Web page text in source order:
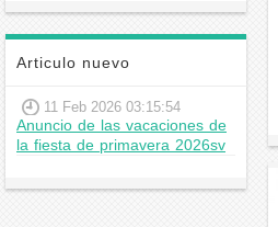
Articulo nuevo
11 Feb 2026 03:15:54
Anuncio de las vacaciones de
la fiesta de primavera 2026sv